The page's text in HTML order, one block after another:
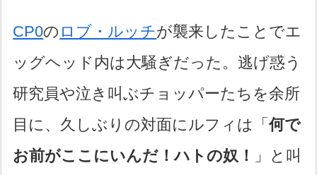
CP0の ロブ・ルッチが襲来したことでエ
ッグヘッド内は大騒ぎだった。逃げ惑う
研究員や泣き叫ぶチョッパーたちを余所
目に、久しぶりの対面にルフィは「何で
お前がここにいんだ！ハトの奴！
」と叫